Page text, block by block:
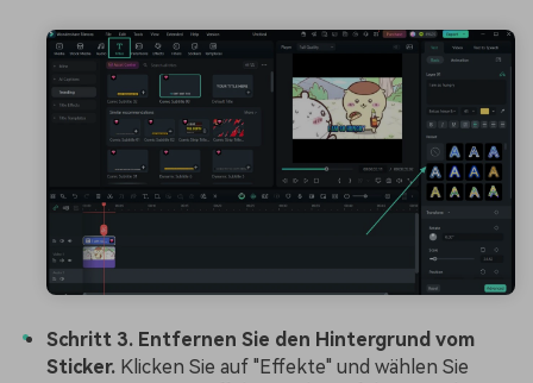
Schritt 3. Entfernen Sie den Hintergrund vom
Sticker. Klicken Sie auf "Effekte" und wählen Sie